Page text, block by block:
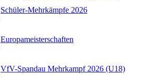
Schüler-Mehrkämpfe 2026
Europameisterschaften
VfV-Spandau Mehrkampf 2026 (U18)